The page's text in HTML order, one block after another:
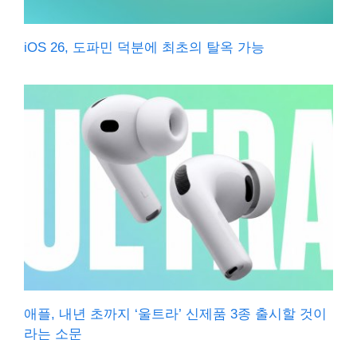
iOS 26, 도파민 덕분에 최초의 탈옥 가능
애플, 내년 초까지 ‘울트라’ 신제품 3종 출시할 것이
라는 소문